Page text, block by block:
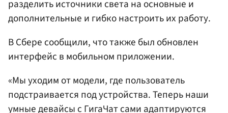
разделить источники света на основные и
дополнительные и гибко настроить их работу.
В Сбере сообщили, что также был обновлен
интерфейс в мобильном приложении.
«Мы уходим от модели, где пользователь
подстраивается под устройства. Теперь наши
умные девайсы с ГигаЧат сами адаптируются